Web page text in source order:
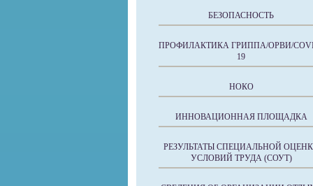
БЕЗОПАСНОСТЬ
ПРОФИЛАКТИКА ГРИППА/ОРВИ/
19
НОКО
ИННОВАЦИОННАЯ ПЛОЩАДКА
РЕЗУЛЬТАТЫ СПЕЦИАЛЬНОЙ
УСЛОВИЙ ТРУДА (СОУТ)